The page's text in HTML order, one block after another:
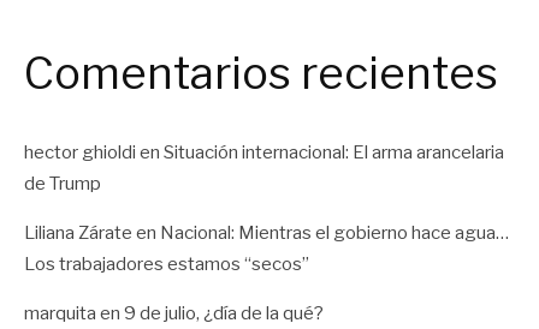
Comentarios recientes
hector ghioldi en Situación internacional: El arma arancelaria
de Trump
Liliana Zárate en Nacional: Mientras el gobierno hace agua…
Los trabajadores estamos “secos”
marquita en 9 de julio, ¿día de la qué?